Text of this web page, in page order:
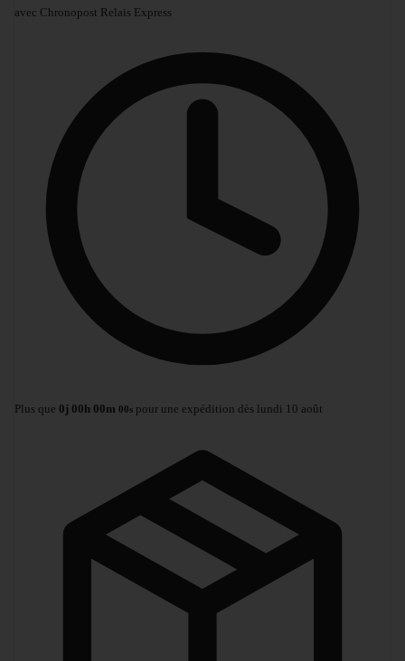
avec Chronopost Relais Express
Plus que 0j 00h 00m 00s pour une expédition dès lundi 10 août